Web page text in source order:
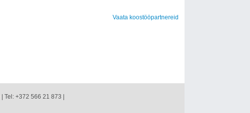
Vaata koostööpartnereid
| Tel: +372 566 21 873 |